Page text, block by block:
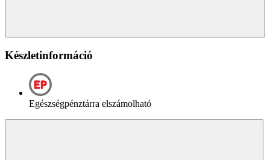
Készletinformáció
Egészségpénztárra elszámolható